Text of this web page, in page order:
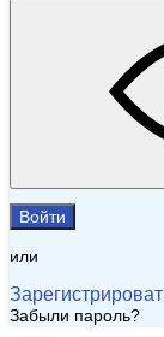
Войти
или
Забыли пароль?